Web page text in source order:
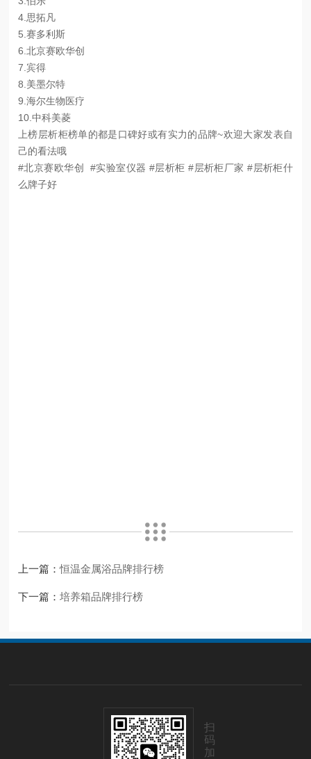
4.思拓凡
5.赛多利斯
‌6.北京赛欧华创
7.宾得
8.美墨尔特
9.海尔生物医疗
10.中科美菱
上榜层析柜榜单的都是口碑好或有实力的品牌~欢迎大家发表自
己的看法哦
#北京赛欧华创 #实验室仪器 #层析柜 #层析柜厂家 #层析柜什
么牌子好
上一篇：恒温金属浴品牌排行榜
下一篇：培养箱品牌排行榜
扫
码
加